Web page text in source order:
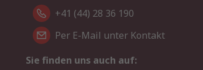
+41 (44) 28 36 190
Per E-Mail unter Kontakt
Sie finden uns auch auf: